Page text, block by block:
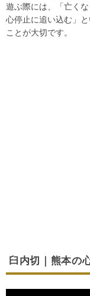
遊ぶ際には、「亡く
心停止に追い込む」
ことが大切です。
臼内切｜熊本の